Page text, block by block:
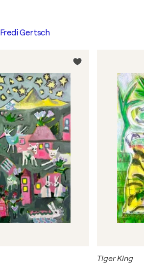
Fredi Gertsch
Tiger King